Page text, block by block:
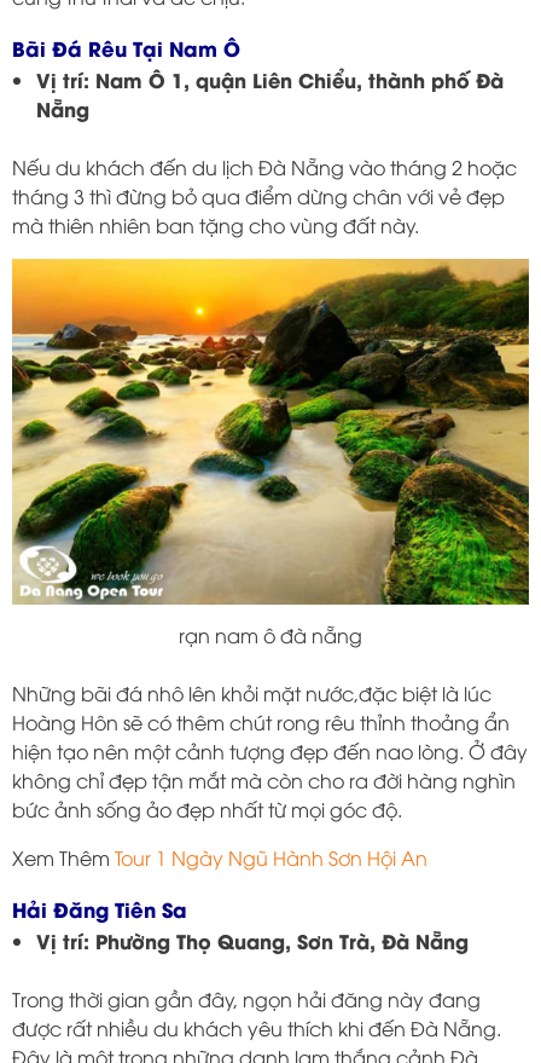
Bãi Đá Rêu Tại Nam Ô
Vị trí: Nam Ô 1, quận Liên Chiểu, thành phố Đà
Nẵng
Nếu du khách đến du lịch Đà Nẵng vào tháng 2 hoặc
tháng 3 thì đừng bỏ qua điểm dừng chân với vẻ đẹp
mà thiên nhiên ban tặng cho vùng đất này.
rạn nam ô đà nẵng
Những bãi đá nhô lên khỏi mặt nước,đặc biệt là lúc
Hoàng Hôn sẽ có thêm chút rong rêu thỉnh thoảng ẩn
hiện tạo nên một cảnh tượng đẹp đến nao lòng. Ở đây
không chỉ đẹp tận mắt mà còn cho ra đời hàng nghìn
bức ảnh sống ảo đẹp nhất từ ​​mọi góc độ.
Xem Thêm Tour 1 Ngày Ngũ Hành Sơn Hội An
Hải Đăng Tiên Sa
Vị trí: Phường Thọ Quang, Sơn Trà, Đà Nẵng
Trong thời gian gần đây, ngọn hải đăng này đang
được rất nhiều du khách yêu thích khi đến Đà Nẵng.
Đây là một trong những danh lam thắng cảnh Đà